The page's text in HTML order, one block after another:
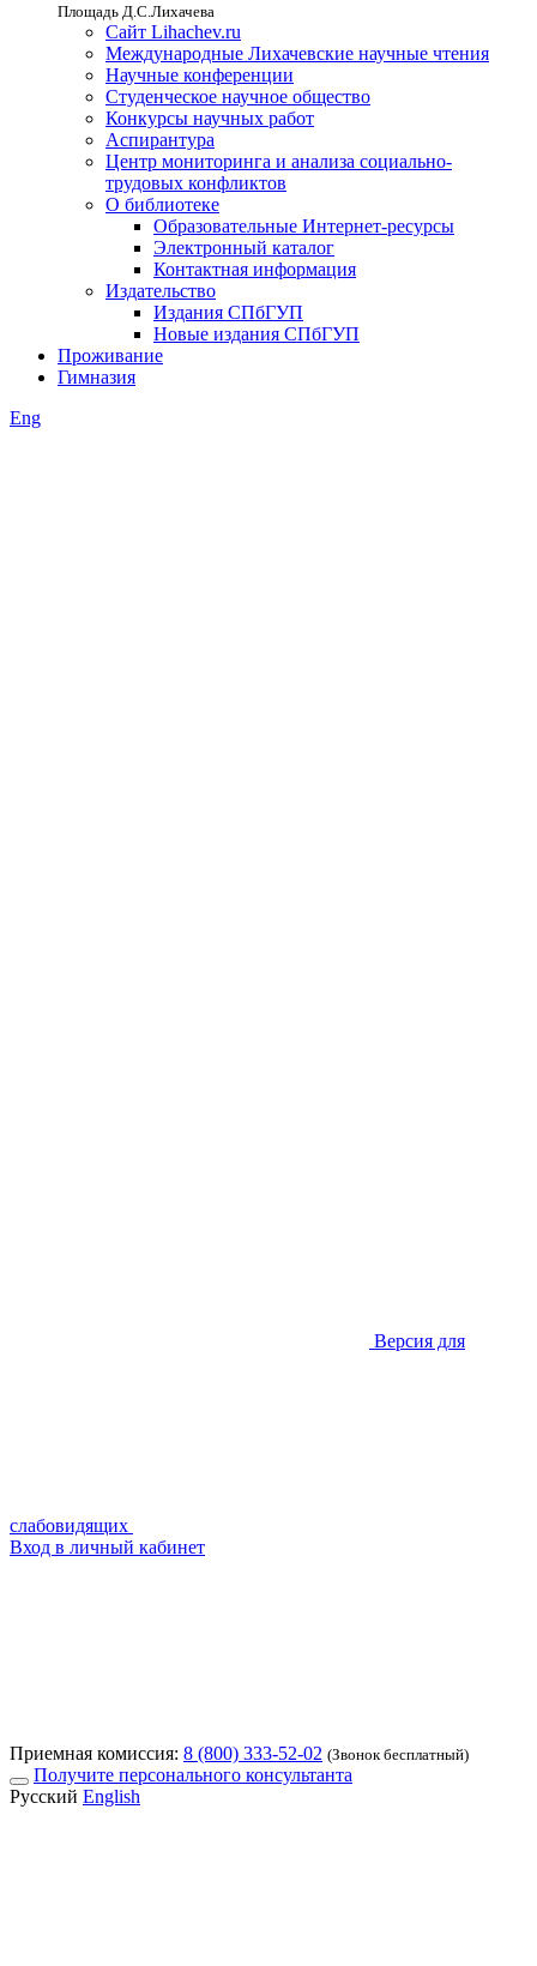
Площадь Д.С.Лихачева
Сайт Lihachev.ru
Международные Лихачевские научные чтения
Научные конференции
Студенческое научное общество
Конкурсы научных работ
Аспирантура
Центр мониторинга и анализа социально-
трудовых конфликтов
О библиотеке
Образовательные Интернет-ресурсы
Электронный каталог
Контактная информация
Издательство
Издания СПбГУП
Новые издания СПбГУП
Проживание
Гимназия
Eng
Версия для
слабовидящих
Вход в личный кабинет
Приемная комиссия: 8 (800) 333-52-02 (Звонок бесплатный)
Получите персонального консультанта
Русский English